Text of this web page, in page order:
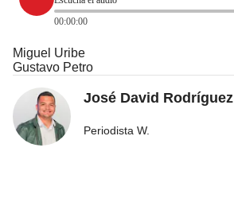
00:00:00
Miguel Uribe
Gustavo Petro
José David Rodríguez
Periodista W.